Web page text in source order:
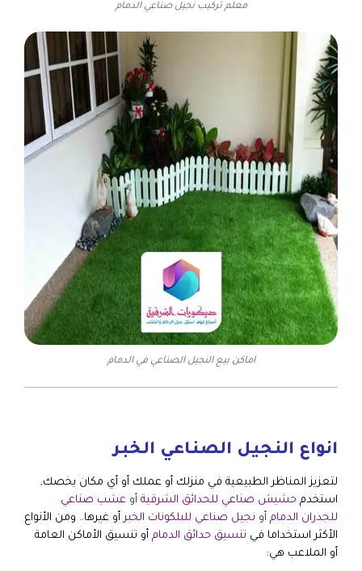
معلم تركيب نجيل صناعي الدمام
اماكن بيع النجيل الصناعي في الدمام
انواع النجيل الصناعي الخبر
لتعزيز المناظر الطبيعية في منزلك أو عملك أو أي مكان يخصك,
استخدم حشيش صناعي للحدائق الشرقية أو عشب صناعي
للجدران الدمام أو نجيل صناعي للبلكونات الخبر أو غيرها.. ومن الأنواع
الأكثر استخداما في تنسيق حدائق الدمام أو تنسيق الأماكن العامة
أو الملاعب هي: